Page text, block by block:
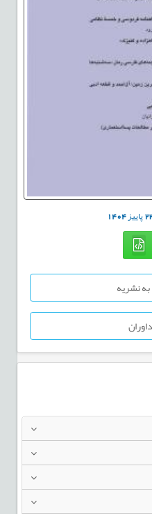
پاییز1404
نشریه